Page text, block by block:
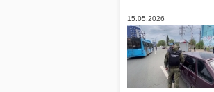
15.05.2026